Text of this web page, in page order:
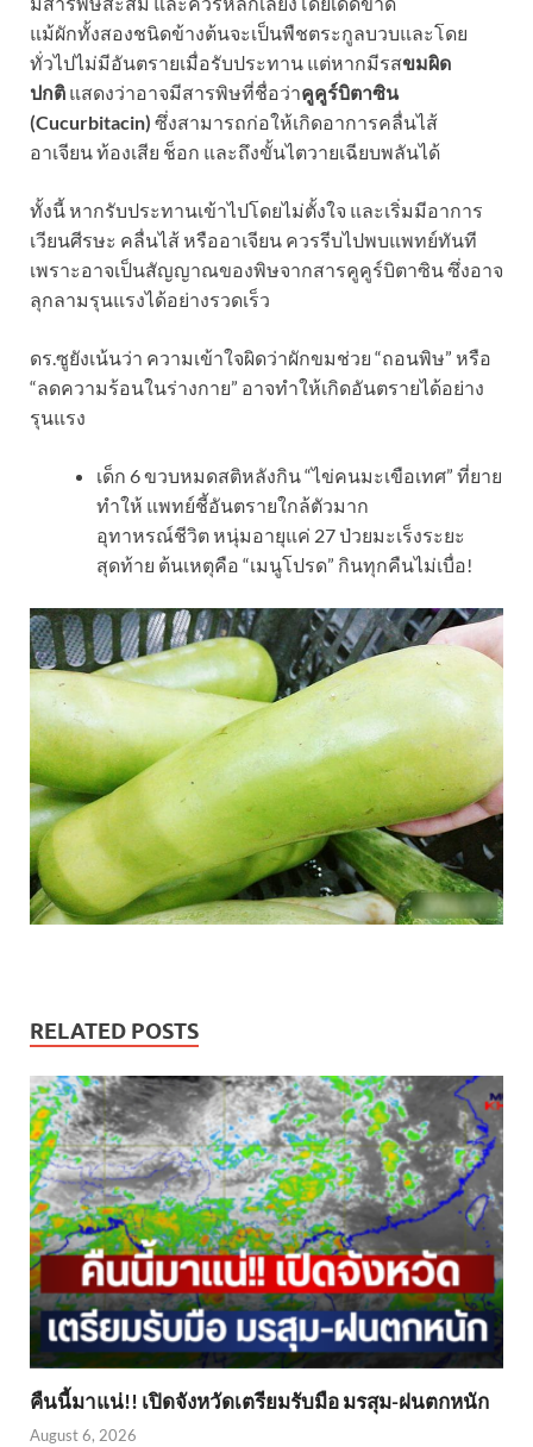
แม้ผักทั้งสองชนิดข้างต้นจะเป็นพืชตระกูลบวบและโดย
ทั่วไปไม่มีอันตรายเมื่อรับประทาน แต่หากมีรสขมผิด
ปกติ แสดงว่าอาจมีสารพิษที่ชื่อว่าคูคูร์บิตาซิน
(Cucurbitacin) ซึ่งสามารถก่อให้เกิดอาการคลื่นไส้
อาเจียน ท้องเสีย ช็อก และถึงขั้นไตวายเฉียบพลันได้
ทั้งนี้ หากรับประทานเข้าไปโดยไม่ตั้งใจ และเริ่มมีอาการ
เวียนศีรษะ คลื่นไส้ หรืออาเจียน ควรรีบไปพบแพทย์ทันที
เพราะอาจเป็นสัญญาณของพิษจากสารคูคูร์บิตาซิน ซึ่งอาจ
ลุกลามรุนแรงได้อย่างรวดเร็ว
ดร.ซูยังเน้นว่า ความเข้าใจผิดว่าผักขมช่วย “ถอนพิษ” หรือ
“ลดความร้อนในร่างกาย” อาจทำให้เกิดอันตรายได้อย่าง
รุนแรง
เด็ก 6 ขวบหมดสติหลังกิน “ไข่คนมะเขือเทศ” ที่ยาย
ทำให้ แพทย์ชี้อันตรายใกล้ตัวมาก
อุทาหรณ์ชีวิต หนุ่มอายุแค่ 27 ป่วยมะเร็งระยะ
สุดท้าย ต้นเหตุคือ “เมนูโปรด” กินทุกคืนไม่เบื่อ!
RELATED POSTS
คืนนี้มาแน่!! เปิดจังหวัดเตรียมรับมือ มรสุม-ฝนตกหนัก
August 6, 2026